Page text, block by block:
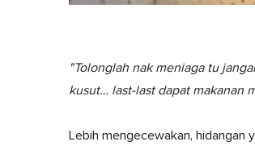
"Tolonglah nak meniaga tu
kusut… last-last dapat makanan
Lebih mengecewakan, hidangan